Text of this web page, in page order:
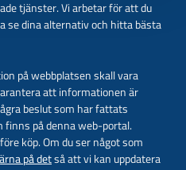
tjänster. Vi arbetar för att du
se dina alternativ och hitta bästa
på webbplatsen skall vara
att informationen är
beslut som har fattats
finns på denna web-portal.
köp. Om du ser något som
på detså att vi kan uppdatera